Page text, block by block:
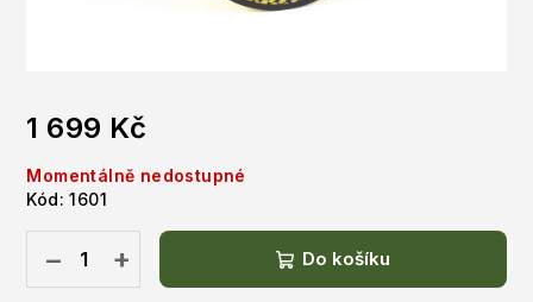
1 699 Kč
cena:
Momentálně nedostupné
Kód: 1601
+
− Do košíku